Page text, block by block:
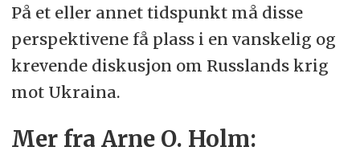
På et eller annet tidspunkt må disse
perspektivene få plass i en vanskelig og
krevende diskusjon om Russlands krig
mot Ukraina.
Mer fra Arne O. Holm: